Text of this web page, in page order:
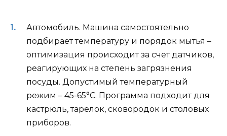
Автомобиль. Машина самостоятельно
подбирает температуру и порядок мытья –
оптимизация происходит за счет датчиков,
реагирующих на степень загрязнения
посуды. Допустимый температурный
режим – 45-65°С. Программа подходит для
кастрюль, тарелок, сковородок и столовых
приборов.